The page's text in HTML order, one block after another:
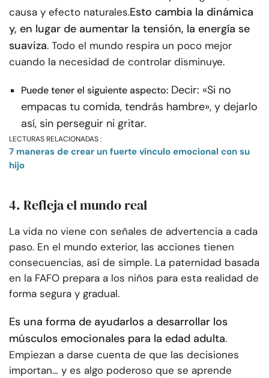
causa y efecto naturales.Esto cambia la dinámica
y, en lugar de aumentar la tensión, la energía se
suaviza. Todo el mundo respira un poco mejor
cuando la necesidad de controlar disminuye.
Puede tener el siguiente aspecto: Decir: «Si no
empacas tu comida, tendrás hambre», y dejarlo
así, sin perseguir ni gritar.
LECTURAS RELACIONADAS :
7 maneras de crear un fuerte vínculo emocional con su
hijo
4. Refleja el mundo real
La vida no viene con señales de advertencia a cada
paso. En el mundo exterior, las acciones tienen
consecuencias, así de simple. La paternidad basada
en la FAFO prepara a los niños para esta realidad de
forma segura y gradual.
Es una forma de ayudarlos a desarrollar los
músculos emocionales para la edad adulta.
Empiezan a darse cuenta de que las decisiones
importan… y es algo poderoso que se aprende